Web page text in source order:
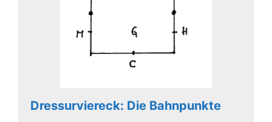
Dressurviereck: Die Bahnpunkte